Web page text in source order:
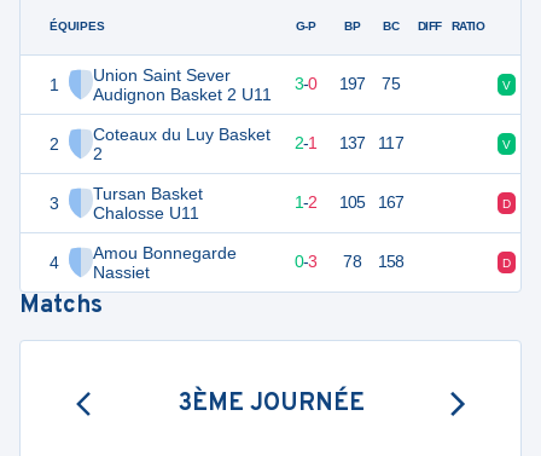
ÉQUIPES
1
Union Saint Sever
Audignon Basket 2 U11
2
Coteaux du Luy Basket
2
3
Tursan Basket
Chalosse U11
4
Amou Bonnegarde
Nassiet
G-P BP BC DIFF RATIO
6 3 3-0 197 75 V
5 3 2-1 137 117 V
1-2 105 167 D
3 0-3 78 158 D
Matchs
3ÈME JOURNÉE